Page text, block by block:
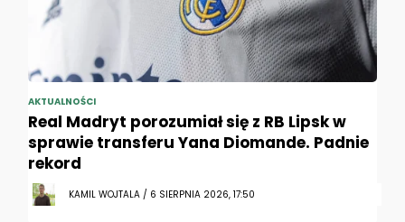
AKTUALNOŚCI
Real Madryt porozumiał się z RB Lipsk w
sprawie transferu Yana Diomande. Padnie
rekord
KAMIL WOJTALA / 6 SIERPNIA 2026, 17:50